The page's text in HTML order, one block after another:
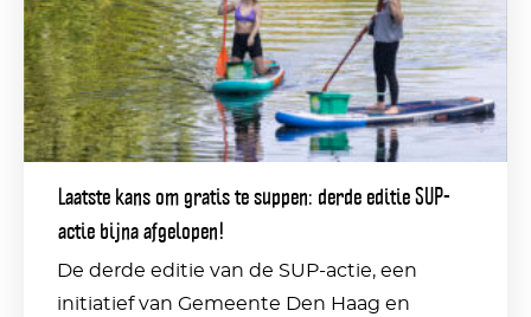
gratis
te
suppen:
derde
editie
SUP-
Laatste kans om gratis te suppen: derde editie SUP-
actie bijna afgelopen!
De derde editie van de SUP-actie, een
initiatief van Gemeente Den Haag en